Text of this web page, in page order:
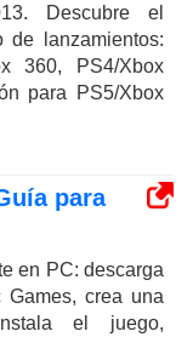
Descubre el
de lanzamientos:
360, PS4/Xbox
para PS5/Xbox
para
en PC: descarga
crea una
el juego,